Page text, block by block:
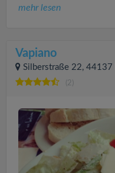
mehr lesen
Vapiano
Silberstraße 22, 44137
(2)